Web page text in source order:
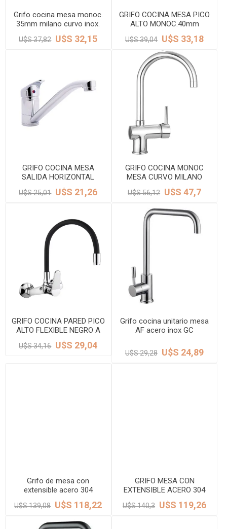
Grifo cocina mesa monoc.
35mm milano curvo inox.
DMC
U$S 37,82 U$S 32,15
GRIFO COCINA MESA PICO
ALTO MONOC.40mm
CROMO VALENCIA DMC
U$S 39,04 U$S 33,18
GRIFO COCINA MESA
SALIDA HORIZONTAL
MONOC.40mm CROMO
VALENCIA DMC
U$S 25,01 U$S 21,26
GRIFO COCINA MONOC
MESA CURVO MILANO
CROMO DMC
U$S 56,12 U$S 47,7
GRIFO COCINA PARED PICO
ALTO FLEXIBLE NEGRO A
20cm Cromo MURDOCK
U$S 34,16 U$S 29,04
Grifo cocina unitario mesa
AF acero inox GC
U$S 29,28 U$S 24,89
Grifo de mesa con
extensible acero 304
satinado EON GC
U$S 139,08 U$S 118,22
GRIFO MESA CON
EXTENSIBLE ACERO 304
SATIN VIRTUS GC
U$S 140,3 U$S 119,26